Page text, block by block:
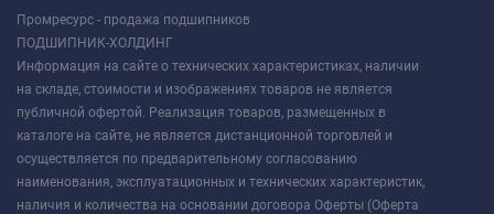
Промресурс - продажа подшипников
ПОДШИПНИК-ХОЛДИНГ
Информация на сайте о технических характеристиках, наличии
на складе, стоимости и изображениях товаров не является
публичной офертой. Реализация товаров, размещенных в
каталоге на сайте, не является дистанционной торговлей и
осуществляется по предварительному согласованию
наименования, эксплуатационных и технических характеристик,
наличия и количества на основании договора Оферты (Оферта